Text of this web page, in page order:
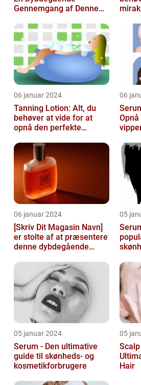
Gennemgang af Denne
Kosmetikfavorit
06 januar 2024
Tanning Lotion: Alt, du
behøver at vide for at
opnå den perfekte
06
06 januar 2024
[Skriv Dit Magasin Navn]
er stolte af at præsentere
denne dybdegående
05
05 januar 2024
Serum - Den ultimative
guide til skønheds- og
kosmetikforbrugere
05
Hair